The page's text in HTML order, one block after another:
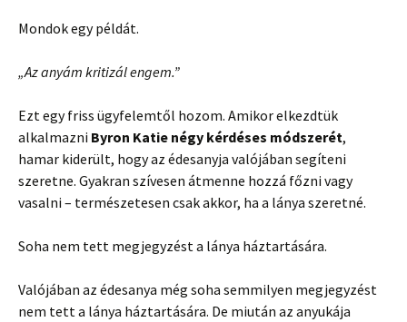
Mondok egy példát.
„Az anyám kritizál engem.”
Ezt egy friss ügyfelemtől hozom. Amikor elkezdtük
alkalmazni Byron Katie négy kérdéses módszerét,
hamar kiderült, hogy az édesanyja valójában segíteni
szeretne. Gyakran szívesen átmenne hozzá főzni vagy
vasalni – természetesen csak akkor, ha a lánya szeretné.
Soha nem tett megjegyzést a lánya háztartására.
Valójában az édesanya még soha semmilyen megjegyzést
nem tett a lánya háztartására. De miután az anyukája